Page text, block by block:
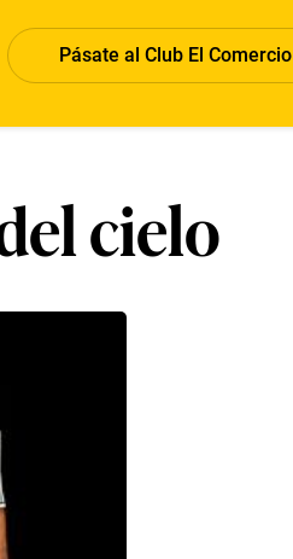
Pásate al Club El Comercio
cielo